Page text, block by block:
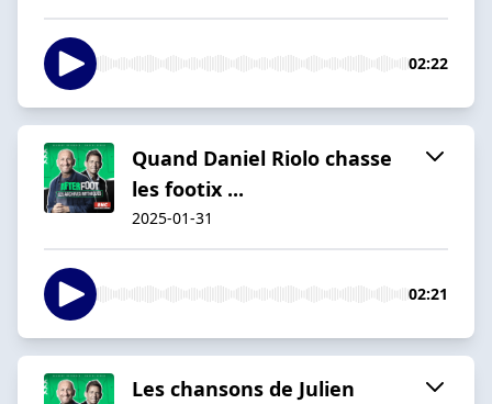
02:22
Quand Daniel Riolo chasse
les footix ...
2025-01-31
02:21
Les chansons de Julien